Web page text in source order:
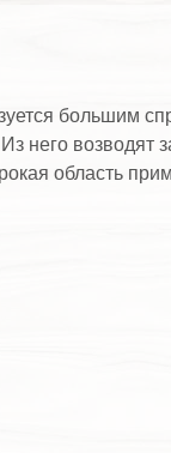
большим
него возводят
область